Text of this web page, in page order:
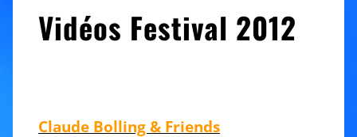
Vidéos Festival 2012
Claude Bolling & Friends